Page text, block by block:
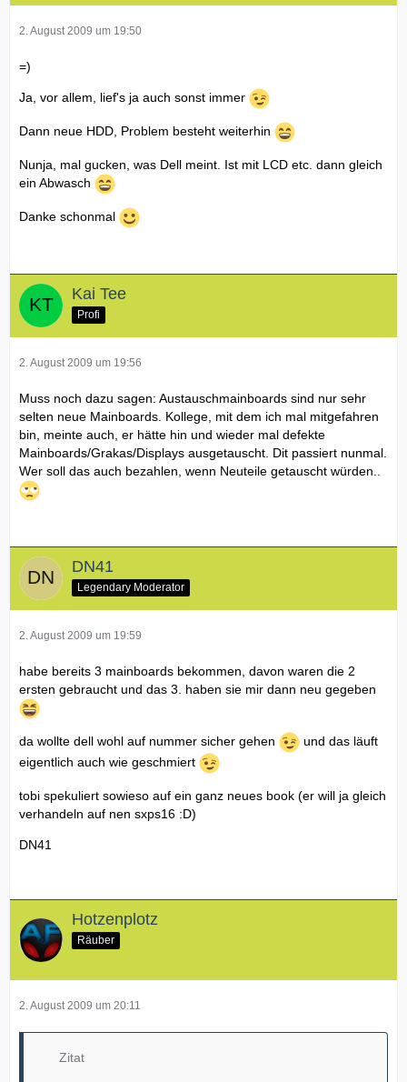
2. August 2009 um 19:50
=)
Ja, vor allem, lief's ja auch sonst immer
Dann neue HDD, Problem besteht weiterhin
Nunja, mal gucken, was Dell meint. Ist mit LCD etc. dann gleich
ein Abwasch
Danke schonmal
Kai Tee
Profi
2. August 2009 um 19:56
Muss noch dazu sagen: Austauschmainboards sind nur sehr
selten neue Mainboards. Kollege, mit dem ich mal mitgefahren
bin, meinte auch, er hätte hin und wieder mal defekte
Mainboards/Grakas/Displays ausgetauscht. Dit passiert nunmal.
Wer soll das auch bezahlen, wenn Neuteile getauscht würden..
DN41
Legendary Moderator
2. August 2009 um 19:59
habe bereits 3 mainboards bekommen, davon waren die 2
ersten gebraucht und das 3. haben sie mir dann neu gegeben
da wollte dell wohl auf nummer sicher gehen
und das läuft
eigentlich auch wie geschmiert
tobi spekuliert sowieso auf ein ganz neues book (er will ja gleich
verhandeln auf nen sxps16 :D)
DN41
Hotzenplotz
Räuber
2. August 2009 um 20:11
Zitat